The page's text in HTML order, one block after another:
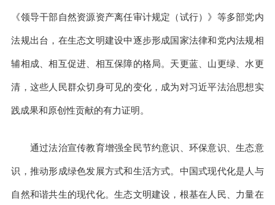
《领导干部自然资源资产离任审计规定（试行）》等多部党内
法规出台，在生态文明建设中逐步形成国家法律和党内法规相
辅相成、相互促进、相互保障的格局。天更蓝、山更绿、水更
清，这些人民群众切身可见的变化，成为对习近平法治思想实
践成果和原创性贡献的有力证明。
通过法治宣传教育增强全民节约意识、环保意识、生态意
识，推动形成绿色发展方式和生活方式。中国式现代化是人与
自然和谐共生的现代化。生态文明建设，根基在人民、力量在